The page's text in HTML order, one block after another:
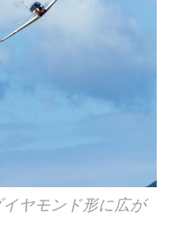
ヤモンド形に広が